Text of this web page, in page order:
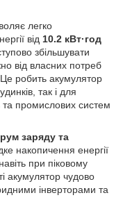
легко
від 10.2 кВт·год
збільшувати
від власних потреб
Це робить акумулятор
так і для
та промислових систем
заряду та
накопичення енергії
при піковому
акумулятор чудово
інверторами та